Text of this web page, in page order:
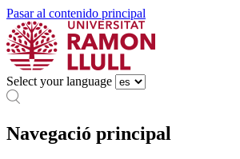
Pasar al contenido principal
Select your language
Navegació principal